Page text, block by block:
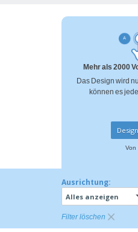
Mehr als 2000
Das Design wird
können es
Von
Ausrichtung:
Alles anzeigen
Filter löschen